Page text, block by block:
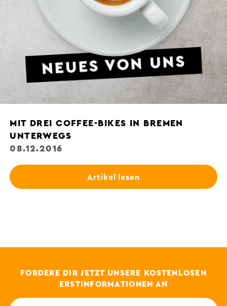
MIT DREI COFFEE-BIKES IN BREMEN
UNTERWEGS
08.12.2016
Artikel lesen
FORDERE DIR JETZT UNSERE KOSTENLOSEN
ERSTINFORMATIONEN AN